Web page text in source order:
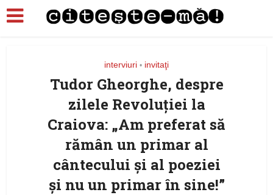
interviuri • invitaţi
Tudor Gheorghe, despre
zilele Revoluției la
Craiova: „Am preferat să
rămân un primar al
cântecului și al poeziei
și nu un primar în sine!”